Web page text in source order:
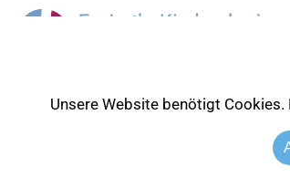
Unsere Website benötigt